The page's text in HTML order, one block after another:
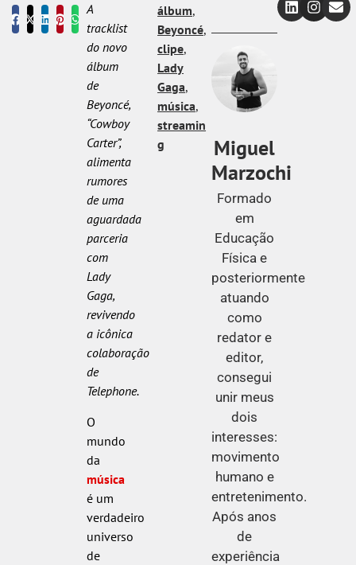
A
tracklist
do novo
álbum
de
Beyoncé,
“Cowboy
Carter”,
alimenta
rumores
de uma
aguardada
parceria
com
Lady
Gaga,
revivendo
a icônica
colaboração
de
Telephone.
O
mundo
da
música
é um
verdadeiro
universo
de
álbum,
Beyoncé,
clipe,
Lady
Gaga,
música,
streamin
g
Miguel
Marzochi
Formado
em
Educação
Física e
posteriormente
atuando
como
redator e
editor,
consegui
unir meus
dois
interesses:
movimento
humano e
entretenimento.
Após anos
de
experiência